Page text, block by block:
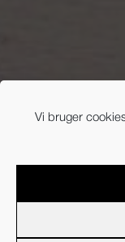
Vi bruger